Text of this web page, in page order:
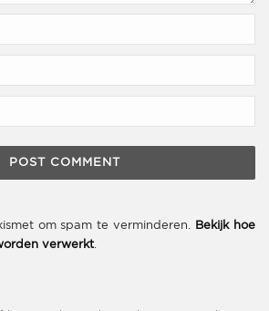
om spam te verminderen.
Bekijk hoe
verwerkt.